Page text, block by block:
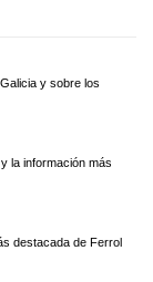
y sobre los
la información más
destacada de Ferrol